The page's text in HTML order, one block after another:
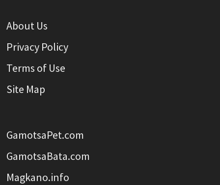
About Us
Privacy Policy
Terms of Use
Site Map
GamotsaPet.com
GamotsaBata.com
Magkano.info